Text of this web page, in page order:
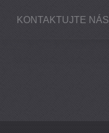
KONTAKTUJTE NÁS